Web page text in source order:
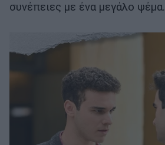
συνέπειες με ένα μεγάλο ψέμα.